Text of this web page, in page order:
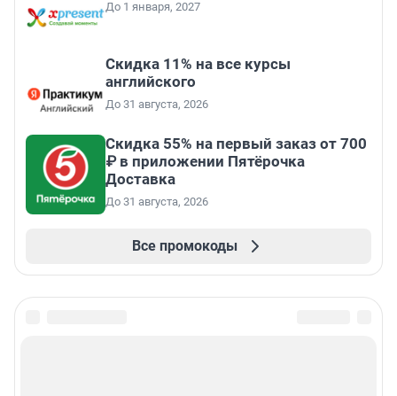
До 1 января, 2027
Скидка 11% на все курсы
английского
До 31 августа, 2026
Скидка 55% на первый заказ от 700
₽ в приложении Пятёрочка
Доставка
До 31 августа, 2026
Все промокоды